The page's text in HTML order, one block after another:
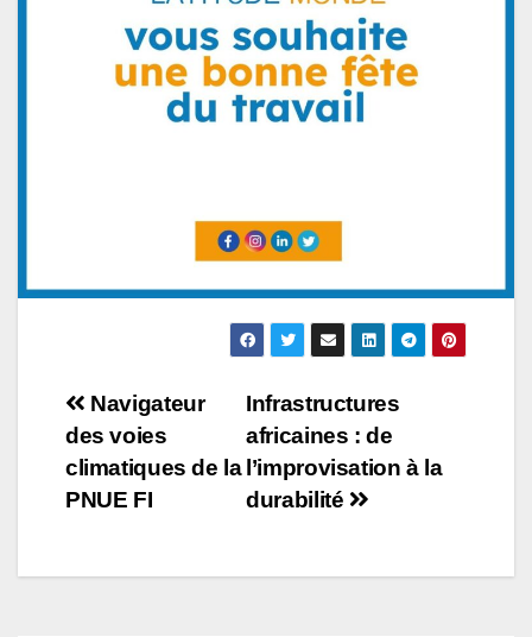
Infrastructures
africaines : de
l’improvisation à la
durabilité
Navigateur
des voies
climatiques de la
PNUE FI